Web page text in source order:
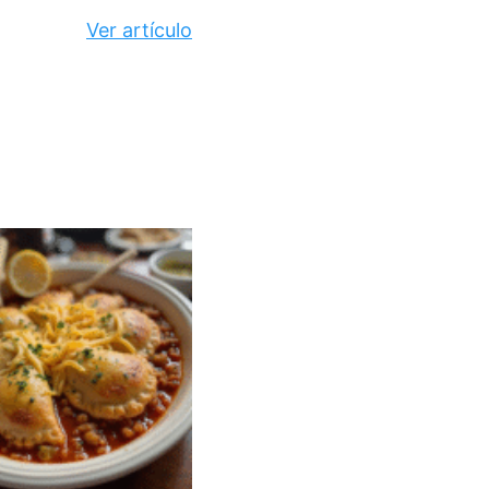
Ver artículo